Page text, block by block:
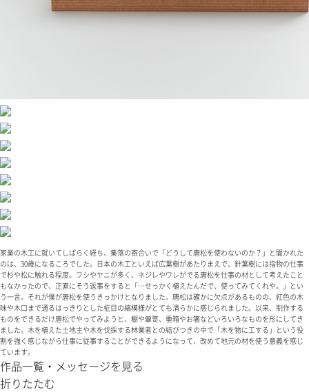
家業の木工に就いてしばらく経ち、集落の寄合いで「どうして唐松を使わないのか？」と聞かれた
のは、30歳になるころでした。日本の木工といえば広葉樹があたりまえで、針葉樹には指物の仕事
で杉や松に触れる程度。フシやヤニが多く、ネジレやワレがでる唐松を仕事の材として考えたこと
もなかったので、正直にそう返事をすると「…せっかく植えたんだで、使ってみてくれや。」とい
う一言。それが僕が唐松を使うきっかけとなりました。唐松は確かに欠点があるものの、紅色の木
味や木口まで通るはっきりとした柾目の縞模様がとても清らかに感じられました。以来、制作する
ものをできるだけ唐松でやってみようと、棚や簞笥、重箱やお箸などいろいろなものを形にしてき
ました。木を植えた土地主や木を伐採する林業者との結びつきの中で「木を物に工する」という役
割を強く感じながら仕事に従事することができるようになって、改めて地元の材を使う意義を感じ
ています。
作品一覧・メッセージを見る
折りたたむ